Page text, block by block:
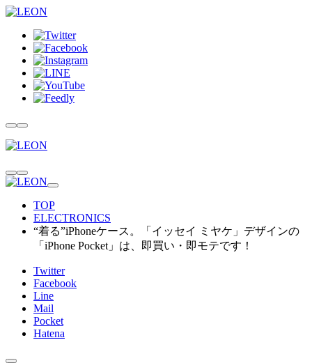
TOP
ELECTRONICS
“着る”iPhoneケース。「イッセイ ミヤケ」デザインの
「iPhone Pocket」は、即買い・即モテです！
Twitter
Facebook
Line
Mail
Pocket
Hatena